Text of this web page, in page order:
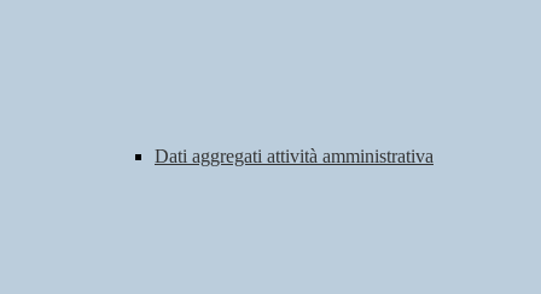
Dati aggregati attività amministrativa